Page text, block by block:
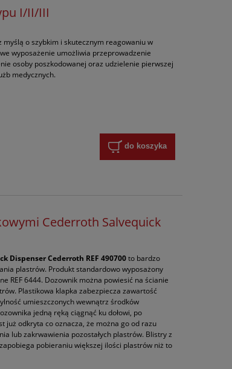
I/II/III
o szybkim i skutecznym reagowaniu w
wyposażenie umożliwia przeprowadzenie
osoby poszkodowanej oraz udzielenie pierwszej
medycznych.
do koszyka
Cederroth Salvequick
DispenserCederroth REF 490700to bardzo
plastrów. Produkt standardowo wyposażony
REF 6444. Dozownik można powiesić na ścianie
Plastikowa klapka zabezpiecza zawartość
umieszczonych wewnątrz środków
jedną ręką ciągnąć ku dołowi, po
już odkryta co oznacza, że można go od razu
lub zakrwawienia pozostałych plastrów. Blistry z
pobieraniu większej ilości plastrów niż to